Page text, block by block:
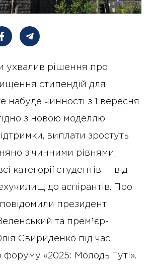
ухвалив рішення про
стипендій для
набуде чинності з 1 вересня
з новою моделлю
виплати зростуть
з чинними рівнями,
категорії студентів — від
до аспірантів. Про
президент
та премʼєр-
Свириденко під час
форуму «2025: Молодь Тут!».